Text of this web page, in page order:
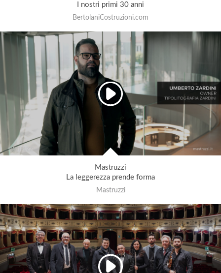
I nostri primi 30 anni
BertolaniCostruzioni.com
Mastruzzi
La leggerezza prende forma
Mastruzzi